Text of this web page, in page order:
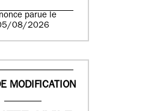
parue le
08/2026
MODIFICATION